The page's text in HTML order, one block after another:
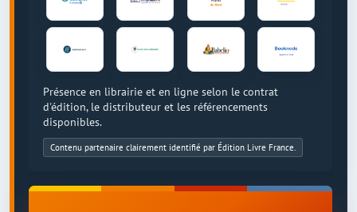
Présence en librairie et en ligne selon le contrat
d'édition, le distributeur et les référencements
disponibles.
Contenu partenaire clairement identifié par Édition Livre France.